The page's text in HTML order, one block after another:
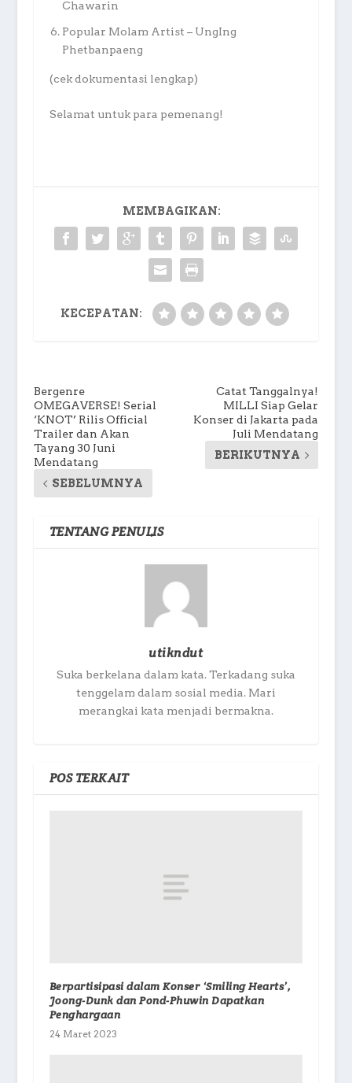
Chawarin
Popular Molam Artist – UngIng
Phetbanpaeng
(cek dokumentasi lengkap)
Selamat untuk para pemenang!
MEMBAGIKAN:
KECEPATAN:
Bergenre
OMEGAVERSE! Serial
‘KNOT’ Rilis Official
Trailer dan Akan
Tayang 30 Juni
Mendatang
SEBELUMNYA
Catat Tanggalnya!
MILLI Siap Gelar
Konser di Jakarta pada
Juli Mendatang
BERIKUTNYA
TENTANG PENULIS
utikndut
Suka berkelana dalam kata. Terkadang suka
tenggelam dalam sosial media. Mari
merangkai kata menjadi bermakna.
POS TERKAIT
Berpartisipasi dalam Konser ‘Smiling Hearts’,
Joong-Dunk dan Pond-Phuwin Dapatkan
Penghargaan
24 Maret 2023